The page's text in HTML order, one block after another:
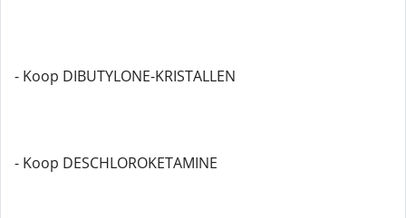
- Koop DIBUTYLONE-KRISTALLEN
- Koop DESCHLOROKETAMINE